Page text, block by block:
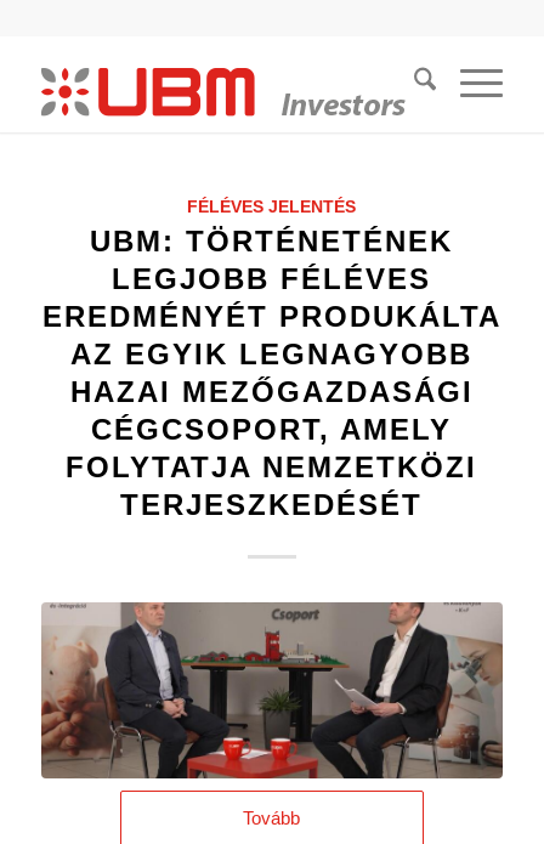
FÉLÉVES JELENTÉS
UBM: TÖRTÉNETÉNEK
LEGJOBB FÉLÉVES
EREDMÉNYÉT PRODUKÁLTA
AZ EGYIK LEGNAGYOBB
HAZAI MEZŐGAZDASÁGI
CÉGCSOPORT, AMELY
FOLYTATJA NEMZETKÖZI
TERJESZKEDÉSÉT
Tovább